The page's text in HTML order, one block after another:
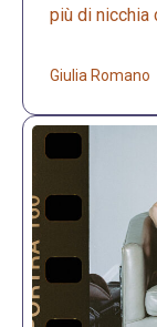
più di nicchia
Giulia Romano